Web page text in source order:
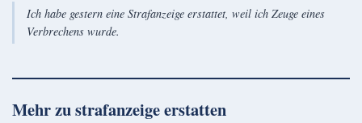
Ich habe gestern eine Strafanzeige erstattet, weil ich Zeuge eines
Verbrechens wurde.
Mehr zustrafanzeige erstatten